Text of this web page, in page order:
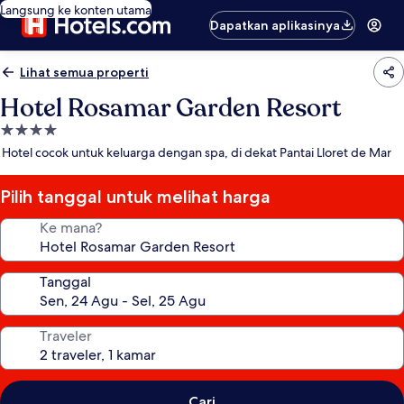
Langsung ke konten utama
Dapatkan aplikasinya
Lihat semua properti
Hotel Rosamar Garden Resort
Properti
bintang
Hotel cocok untuk keluarga dengan spa, di dekat Pantai Lloret de Mar
Pilih tanggal untuk melihat harga
Ke mana?
Tanggal
Traveler